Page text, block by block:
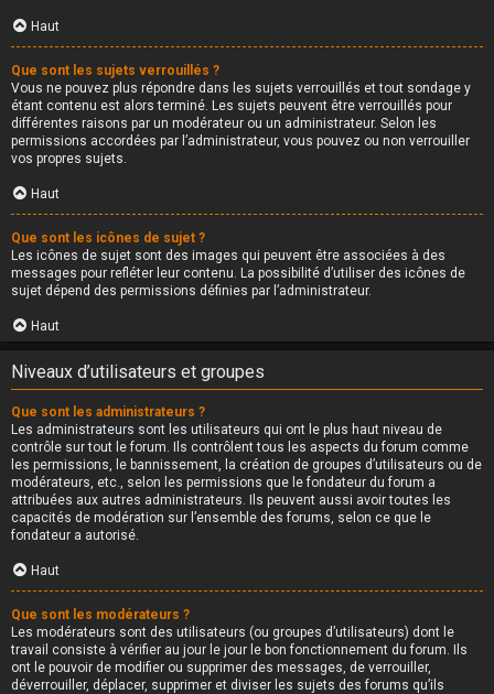
Haut
Que sont les sujets verrouillés ?
Vous ne pouvez plus répondre dans les sujets verrouillés et tout sondage y
étant contenu est alors terminé. Les sujets peuvent être verrouillés pour
différentes raisons par un modérateur ou un administrateur. Selon les
permissions accordées par l’administrateur, vous pouvez ou non verrouiller
vos propres sujets.
Haut
Que sont les icônes de sujet ?
Les icônes de sujet sont des images qui peuvent être associées à des
messages pour refléter leur contenu. La possibilité d’utiliser des icônes de
sujet dépend des permissions définies par l’administrateur.
Haut
Niveaux d’utilisateurs et groupes
Que sont les administrateurs ?
Les administrateurs sont les utilisateurs qui ont le plus haut niveau de
contrôle sur tout le forum. Ils contrôlent tous les aspects du forum comme
les permissions, le bannissement, la création de groupes d’utilisateurs ou de
modérateurs, etc., selon les permissions que le fondateur du forum a
attribuées aux autres administrateurs. Ils peuvent aussi avoir toutes les
capacités de modération sur l’ensemble des forums, selon ce que le
fondateur a autorisé.
Haut
Que sont les modérateurs ?
Les modérateurs sont des utilisateurs (ou groupes d’utilisateurs) dont le
travail consiste à vérifier au jour le jour le bon fonctionnement du forum. Ils
ont le pouvoir de modifier ou supprimer des messages, de verrouiller,
déverrouiller, déplacer, supprimer et diviser les sujets des forums qu’ils